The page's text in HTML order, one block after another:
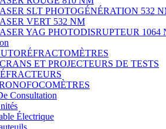
SLT PHOTOGÉNÉRATION 532
VERT 532 NM
YAG PHOTODISRUPTEUR 1064
ET PROJECTEURS DE TESTS
Consultation
Électrique